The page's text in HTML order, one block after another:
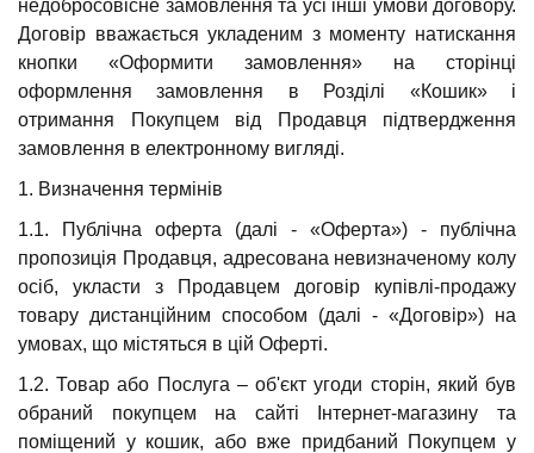
недобросовісне замовлення та усі інші умови договору.
Договір вважається укладеним з моменту натискання
кнопки «Оформити замовлення» на сторінці
оформлення замовлення в Розділі «Кошик» і
отримання Покупцем від Продавця підтвердження
замовлення в електронному вигляді.
1. Визначення термінів
1.1. Публічна оферта (далі - «Оферта») - публічна
пропозиція Продавця, адресована невизначеному колу
осіб, укласти з Продавцем договір купівлі-продажу
товару дистанційним способом (далі - «Договір») на
умовах, що містяться в цій Оферті.
1.2. Товар або Послуга – об'єкт угоди сторін, який був
обраний покупцем на сайті Інтернет-магазину та
поміщений у кошик, або вже придбаний Покупцем у